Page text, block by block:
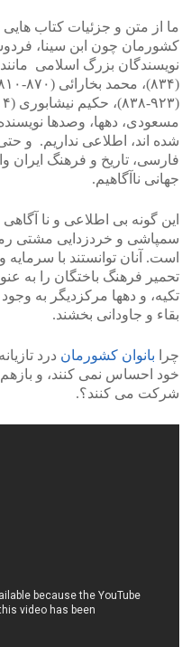
ما از متن و جزئیات کتاب
کشورمان چون ابن سینا،
مسعودی، دهها، وصدها
شده اند، اطلاعی نداریم. و
فارسی، تاریخ و فرهنگ ایران
جهانی ناآگاهیم.
این گونه بی اطلاعی و نا
سمپاشی و خردزدایی مشتی
است. آنان توانستند با
تحمیر فرهنگ باختگان را به
تکیه، و دهها مرکزدیگر به وجود
بقاء و جاودانی بخشند.
چرا بانوان کشورمان درد
خود احساس نمی کنند، و
شرکت می کنند؟.